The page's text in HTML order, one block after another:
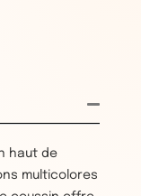
haut de
multicolores